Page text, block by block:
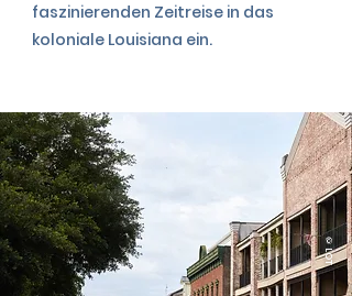
faszinierenden Zeitreise in das
koloniale Louisiana ein.
©LOT